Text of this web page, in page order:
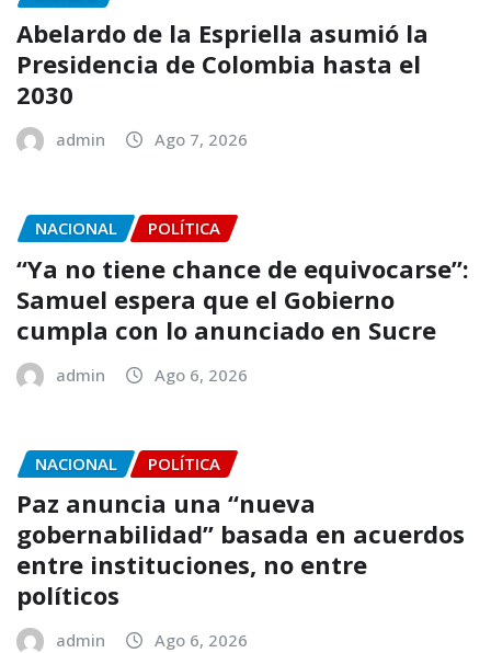
Abelardo de la Espriella asumió la
Presidencia de Colombia hasta el
2030
admin Ago 7, 2026
NACIONAL POLÍTICA
“Ya no tiene chance de equivocarse”:
Samuel espera que el Gobierno
cumpla con lo anunciado en Sucre
admin Ago 6, 2026
NACIONAL POLÍTICA
Paz anuncia una “nueva
gobernabilidad” basada en acuerdos
entre instituciones, no entre
políticos
admin Ago 6, 2026